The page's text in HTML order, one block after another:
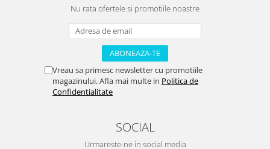
Nu rata ofertele si promotiile noastre
Vreau sa primesc newsletter cu promotiile
magazinului. Afla mai multe in Politica de
Confidentialitate
SOCIAL
Urmareste-ne in social media